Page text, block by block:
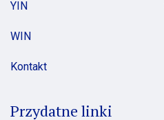
YIN
WIN
Kontakt
Przydatne linki